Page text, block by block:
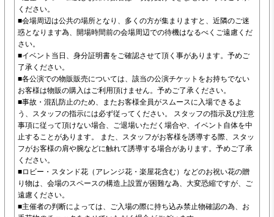
ください。
■会場周辺は公共の場所となり、多くの方が集まりますと、近隣のご迷
惑となります為、開場時間前の会場周辺での待機はなるべくご遠慮くだ
さい。
■イベント当日、身分証明書をご確認させて頂く事があります。予めご
了承ください。
■各公演での物販販売については、該当の公演チケットをお持ちでない
お客様は物販の購入はご利用頂けません。予めご了承ください。
■事故・混乱防止のため、またお客様全員がスムースに入場できるよ
う、スタッフの指示には必ず従ってください。 スタッフの指示及び注意
事項に従って頂けない場合、ご退場いただく場合や、イベント自体を中
止することがあります。 また、スタッフがお客様を誘導する際、スタッ
フがお客様の肩や腕などに触れて誘導する場合があります。予めご了承
ください。
■ロビー・スタンド花（アレンジ花・楽屋花含む）などのお祝い花の贈
り物は、会場のスペースの構造上設置が困難な為、大変恐縮ですが、ご
遠慮ください。
■主催者の判断によっては、ご入場の際に持ち込み禁止物確認の為、お